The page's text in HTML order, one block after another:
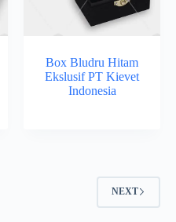
Box Bludru Hitam
Ekslusif PT Kievet
Indonesia
NEXT